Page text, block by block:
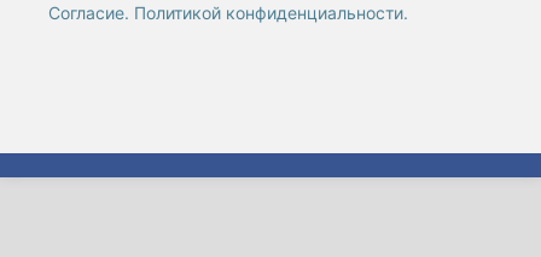
Cогласие. Политикой конфиденциальности.